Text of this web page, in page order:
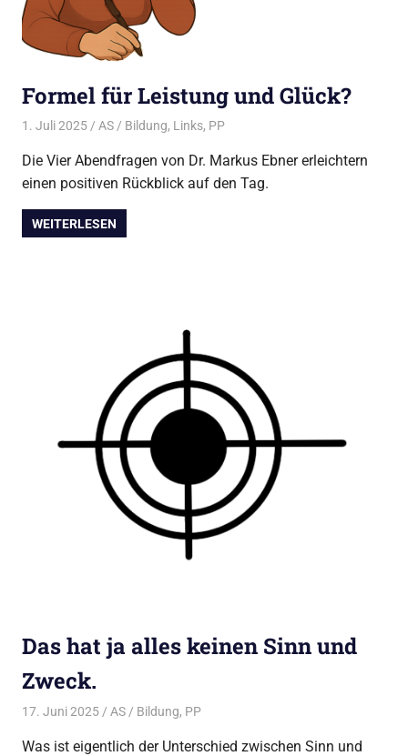
Formel für Leistung und Glück?
1. Juli 2025 AS Bildung, Links, PP
Die Vier Abendfragen von Dr. Markus Ebner erleichtern
einen positiven Rückblick auf den Tag.
WEITERLESEN
Das hat ja alles keinen Sinn und
Zweck.
17. Juni 2025 AS Bildung, PP
Was ist eigentlich der Unterschied zwischen Sinn und